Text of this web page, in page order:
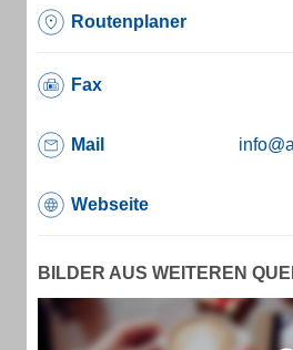
Routenplaner
Fax
Mail
Webseite
BILDER AUS WEITEREN